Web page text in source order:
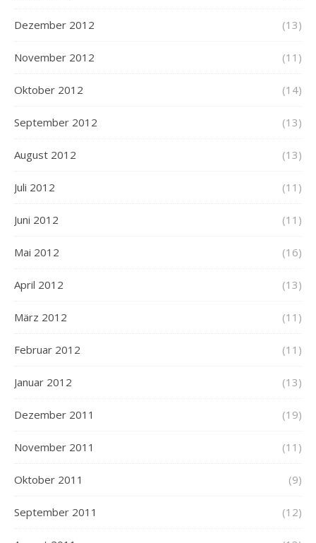
Dezember 2012 (13)
November 2012 (11)
Oktober 2012 (14)
September 2012 (13)
August 2012 (13)
Juli 2012 (11)
Juni 2012 (11)
Mai 2012 (16)
April 2012 (13)
März 2012 (11)
Februar 2012 (11)
Januar 2012 (13)
Dezember 2011 (19)
November 2011 (11)
Oktober 2011 (9)
September 2011 (12)